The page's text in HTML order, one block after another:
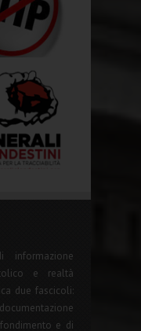
e realtà
due fascicoli:
e di